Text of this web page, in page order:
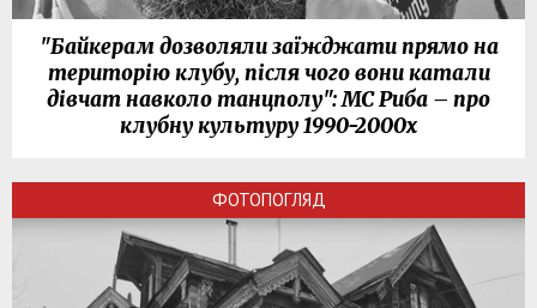
"Байкерам дозволяли заїжджати прямо на
територію клубу, після чого вони катали
дівчат навколо танцполу": МС Риба – про
клубну культуру 1990-2000х
ФОТОПОГЛЯД